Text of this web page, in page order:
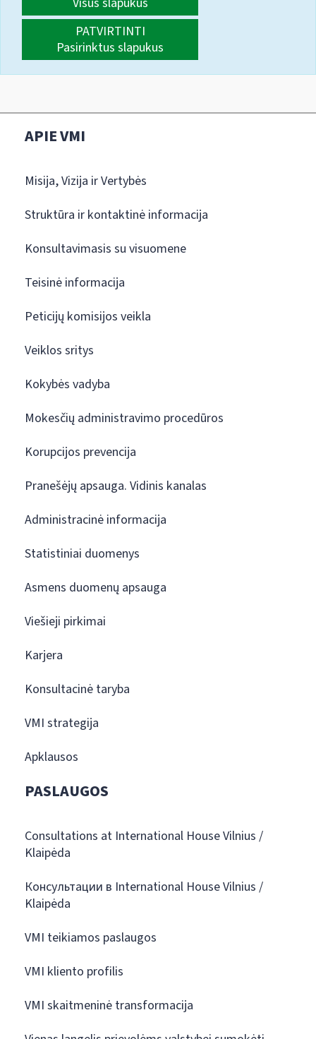
PATVIRTINTI
Pasirinktus slapukus
APIE VMI
Misija, Vizija ir Vertybės
Struktūra ir kontaktinė informacija
Konsultavimasis su visuomene
Teisinė informacija
Peticijų komisijos veikla
Veiklos sritys
Kokybės vadyba
Mokesčių administravimo procedūros
Korupcijos prevencija
Pranešėjų apsauga. Vidinis kanalas
Administracinė informacija
Statistiniai duomenys
Asmens duomenų apsauga
Viešieji pirkimai
Karjera
Konsultacinė taryba
VMI strategija
Apklausos
PASLAUGOS
Consultations at International House Vilnius /
Klaipėda
Консультации в International House Vilnius /
Klaipėda
VMI teikiamos paslaugos
VMI kliento profilis
VMI skaitmeninė transformacija